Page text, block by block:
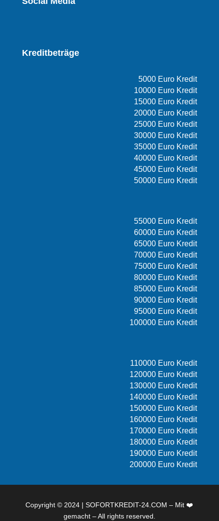
Kreditbeträge
5000 Euro Kredit
10000 Euro Kredit
15000 Euro Kredit
20000 Euro Kredit
25000 Euro Kredit
30000 Euro Kredit
35000 Euro Kredit
40000 Euro Kredit
45000 Euro Kredit
50000 Euro Kredit
55000 Euro Kredit
60000 Euro Kredit
65000 Euro Kredit
70000 Euro Kredit
75000 Euro Kredit
80000 Euro Kredit
85000 Euro Kredit
90000 Euro Kredit
95000 Euro Kredit
100000 Euro Kredit
110000 Euro Kredit
120000 Euro Kredit
130000 Euro Kredit
140000 Euro Kredit
150000 Euro Kredit
160000 Euro Kredit
170000 Euro Kredit
180000 Euro Kredit
190000 Euro Kredit
200000 Euro Kredit
Copyright © 2024 | SOFORTKREDIT-24.COM – Mit ❤️
gemacht – All rights reserved.